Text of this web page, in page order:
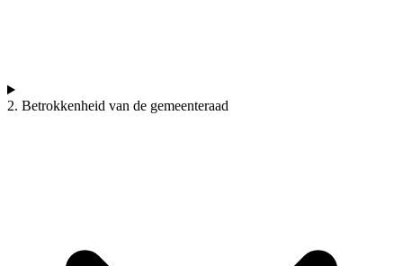
2. Betrokkenheid van de gemeenteraad